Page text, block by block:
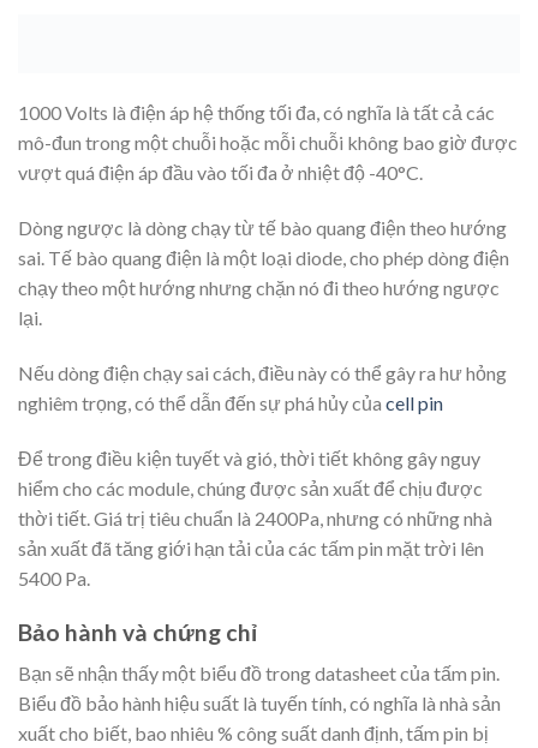
1000 Volts là điện áp hệ thống tối đa, có nghĩa là tất cả các
mô-đun trong một chuỗi hoặc mỗi chuỗi không bao giờ được
vượt quá điện áp đầu vào tối đa ở nhiệt độ -40°C.
Dòng ngược là dòng chạy từ tế bào quang điện theo hướng
sai. Tế bào quang điện là một loại diode, cho phép dòng điện
chạy theo một hướng nhưng chặn nó đi theo hướng ngược
lại.
Nếu dòng điện chạy sai cách, điều này có thể gây ra hư hỏng
nghiêm trọng, có thể dẫn đến sự phá hủy của cell pin
Để trong điều kiện tuyết và gió, thời tiết không gây nguy
hiểm cho các module, chúng được sản xuất để chịu được
thời tiết. Giá trị tiêu chuẩn là 2400Pa, nhưng có những nhà
sản xuất đã tăng giới hạn tải của các tấm pin mặt trời lên
5400 Pa.
Bảo hành và chứng chỉ
Bạn sẽ nhận thấy một biểu đồ trong datasheet của tấm pin.
Biểu đồ bảo hành hiệu suất là tuyến tính, có nghĩa là nhà sản
xuất cho biết, bao nhiêu % công suất danh định, tấm pin bị